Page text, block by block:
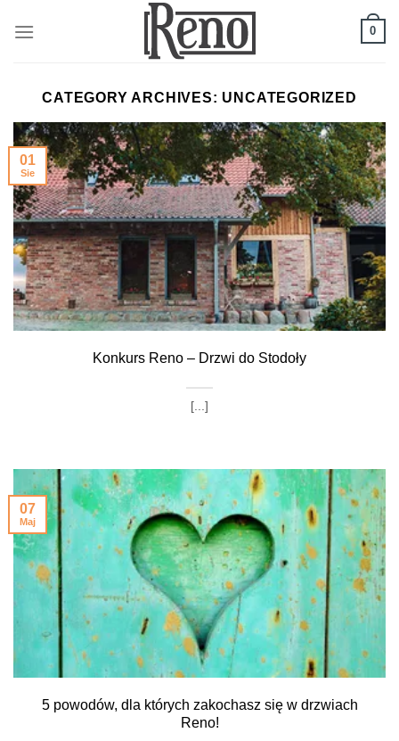
0
CATEGORY ARCHIVES: UNCATEGORIZED
Konkurs Reno – Drzwi do Stodoły
[...]
01
Sie
5 powodów, dla których zakochasz się w drzwiach
Reno!
07
Maj